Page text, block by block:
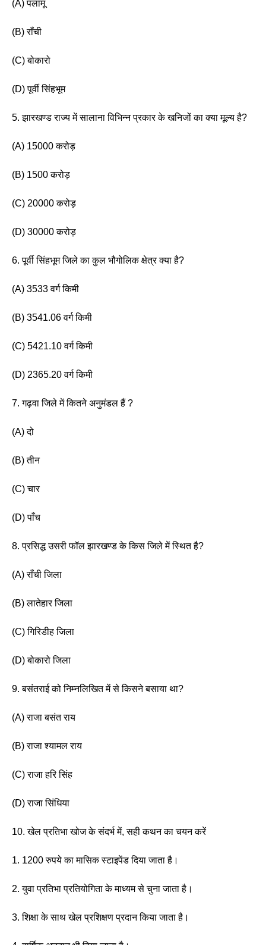
(A) पलामू
(B) राँची
(C) बोकारो
(D) पूर्वी सिंहभूम
5. झारखण्ड राज्य में सालाना विभिन्न प्रकार के खनिजों का क्या मूल्य है?
(A) 15000 करोड़
(B) 1500 करोड़
(C) 20000 करोड़
(D) 30000 करोड़
6. पूर्वी सिंहभूम जिले का कुल भौगोलिक क्षेत्र क्या है?
(A) 3533 वर्ग किमी
(B) 3541.06 वर्ग किमी
(C) 5421.10 वर्ग किमी
(D) 2365.20 वर्ग किमी
7. गढ़वा जिले में कितने अनुमंडल हैं ?
(A) दो
(B) तीन
(C) चार
(D) पाँच
8. प्रसिद्ध उसरी फॉल झारखण्ड के किस जिले में स्थित है?
(A) राँची जिला
(B) लातेहार जिला
(C) गिरिडीह जिला
(D) बोकारो जिला
9. बसंतराई को निम्नलिखित में से किसने बसाया था?
(A) राजा बसंत राय
(B) राजा श्यामल राय
(C) राजा हरि सिंह
(D) राजा सिंधिया
10. खेल प्रतिभा खोज के संदर्भ में, सही कथन का चयन करें
1. 1200 रुपये का मासिक स्टाइपेंड दिया जाता है।
2. युवा प्रतिभा प्रतियोगिता के माध्यम से चुना जाता है।
3. शिक्षा के साथ खेल प्रशिक्षण प्रदान किया जाता है।